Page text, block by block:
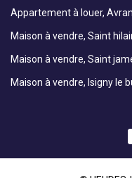
Appartement à louer,
Maison à vendre, Saint
Maison à vendre, Saint
Maison à vendre, Isigny le